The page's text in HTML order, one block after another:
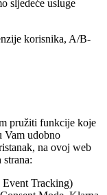
sljedeće usluge
korisnika, A/B-
pružiti funkcije koje
Vam udobno
na ovoj web
Tracking)